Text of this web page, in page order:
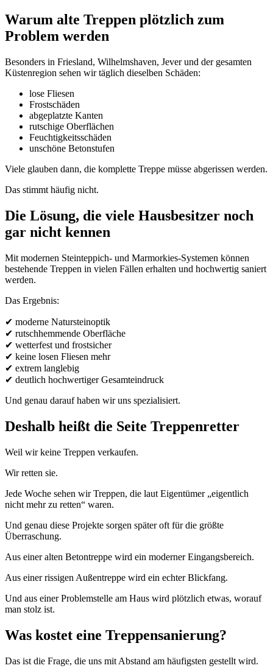
Warum alte Treppen plötzlich zum
Problem werden
Besonders in Friesland, Wilhelmshaven, Jever und der gesamten
Küstenregion sehen wir täglich dieselben Schäden:
lose Fliesen
Frostschäden
abgeplatzte Kanten
rutschige Oberflächen
Feuchtigkeitsschäden
unschöne Betonstufen
Viele glauben dann, die komplette Treppe müsse abgerissen werden.
Das stimmt häufig nicht.
Die Lösung, die viele Hausbesitzer noch
gar nicht kennen
Mit modernen Steinteppich- und Marmorkies-Systemen können
bestehende Treppen in vielen Fällen erhalten und hochwertig saniert
werden.
Das Ergebnis:
✔ moderne Natursteinoptik
✔ rutschhemmende Oberfläche
✔ wetterfest und frostsicher
✔ keine losen Fliesen mehr
✔ extrem langlebig
✔ deutlich hochwertiger Gesamteindruck
Und genau darauf haben wir uns spezialisiert.
Deshalb heißt die Seite Treppenretter
Weil wir keine Treppen verkaufen.
Wir retten sie.
Jede Woche sehen wir Treppen, die laut Eigentümer „eigentlich
nicht mehr zu retten“ waren.
Und genau diese Projekte sorgen später oft für die größte
Überraschung.
Aus einer alten Betontreppe wird ein moderner Eingangsbereich.
Aus einer rissigen Außentreppe wird ein echter Blickfang.
Und aus einer Problemstelle am Haus wird plötzlich etwas, worauf
man stolz ist.
Was kostet eine Treppensanierung?
Das ist die Frage, die uns mit Abstand am häufigsten gestellt wird.